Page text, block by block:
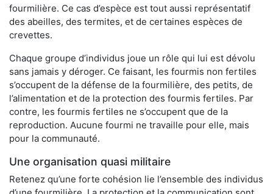
fourmilière. Ce cas d’espèce est tout aussi représentatif
des abeilles, des termites, et de certaines espèces de
crevettes.
Chaque groupe d’individus joue un rôle qui lui est dévolu
sans jamais y déroger. Ce faisant, les fourmis non fertiles
s’occupent de la défense de la fourmilière, des petits, de
l’alimentation et de la protection des fourmis fertiles. Par
contre, les fourmis fertiles ne s’occupent que de la
reproduction. Aucune fourmi ne travaille pour elle, mais
pour la communauté.
Une organisation quasi militaire
Retenez qu’une forte cohésion lie l’ensemble des individus